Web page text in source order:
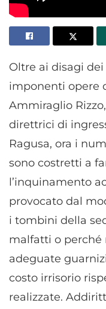
Oltre ai disagi
imponenti opere
Ammiraglio
direttrici di
Ragusa, ora i
sono costretti a
l’inquinamento
provocato dal
i tombini della
malfatti o perché
adeguate
costo irrisorio
realizzate.